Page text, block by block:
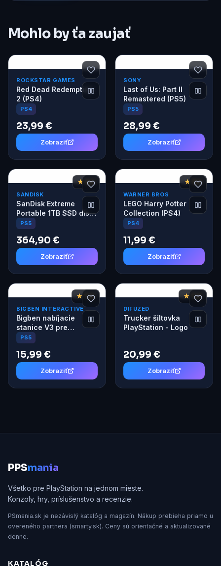
Mohlo by ťa zaujať
ROCKSTAR GAMES
Red Dead Redemption
2 (PS4)
PS4
23,99 €
Zobraziť
SONY
Last of Us: Part II
Remastered (PS5)
PS5
28,99 €
Zobraziť
★ 8,2
SANDISK
SanDisk Extreme
Portable 1TB SSD disk
pre PlayStation 5 a PC
biely
PS5
364,90 €
Zobraziť
★ 8,2
WARNER BROS
LEGO Harry Potter
Collection (PS4)
PS4
11,99 €
Zobraziť
★ 7,6
BIGBEN INTERACTIVE
Bigben nabíjacie
stanice V3 pre
DualSense PS5
ovládače
PS5
15,99 €
Zobraziť
★ 7,6
DIFUZED
Trucker šiltovka
PlayStation - Logo
20,99 €
Zobraziť
PPSmania
Všetko pre PlayStation na jednom mieste.
Konzoly, hry, príslušenstvo a recenzie.
PSmania.sk je nezávislý katalóg a magazín. Nákup prebieha priamo u
overeného partnera (smarty.sk). Ceny sú orientačné a aktualizované
denne.
KATALÓG